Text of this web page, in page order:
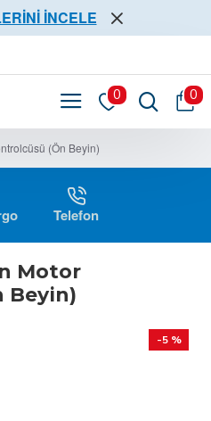
İNCELE
0 0
(Ön Beyin)
Telefon
Motor
Beyin)
-5 %